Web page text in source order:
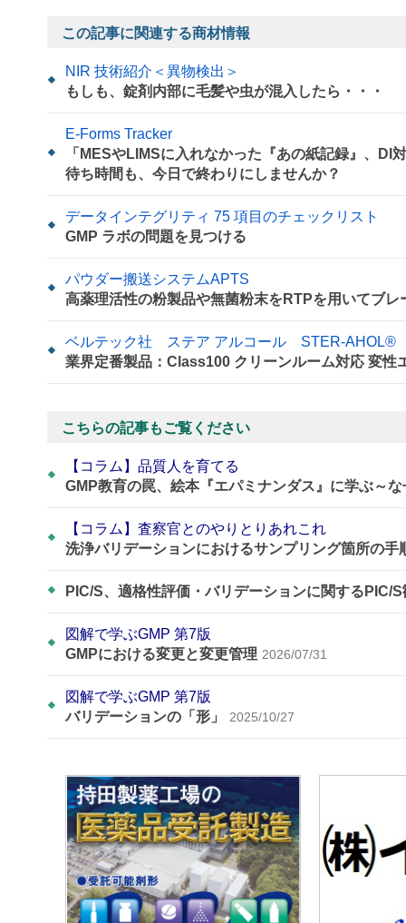
この記事に関連する商材情報
NIR 技術紹介＜異物検出＞
もしも、錠剤内部に毛髪や虫が混入したら・・・
E-Forms Tracker
「MESやLIMSに入れなかった『あの紙記録』、
待ち時間も、今日で終わりにしませんか？
データインテグリティ 75 項目のチェックリスト
GMP ラボの問題を見つける
パウダー搬送システムAPTS
高薬理活性の粉製品や無菌粉末をRTPを用いてブ
ベルテック社 ステア アルコール STER-AHOL®
業界定番製品：Class100 クリーンルーム対応 変性
こちらの記事もご覧ください
【コラム】品質人を育てる
GMP教育の罠、絵本『エパミナンダス』に学ぶ～
【コラム】査察官とのやりとりあれこれ
洗浄バリデーションにおけるサンプリング箇所の手
PIC/S、適格性評価・バリデーションに関するPIC/
図解で学ぶGMP 第7版
GMPにおける変更と変更管理 2026/07/31
図解で学ぶGMP 第7版
バリデーションの「形」
2025/10/27